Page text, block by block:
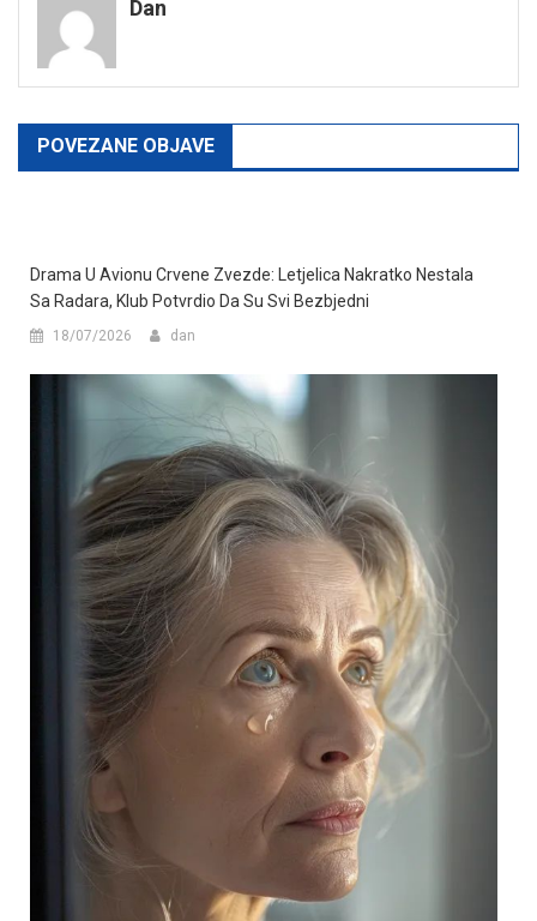
Dan
POVEZANE OBJAVE
Drama U Avionu Crvene Zvezde: Letjelica Nakratko Nestala
Sa Radara, Klub Potvrdio Da Su Svi Bezbjedni
18/07/2026 dan